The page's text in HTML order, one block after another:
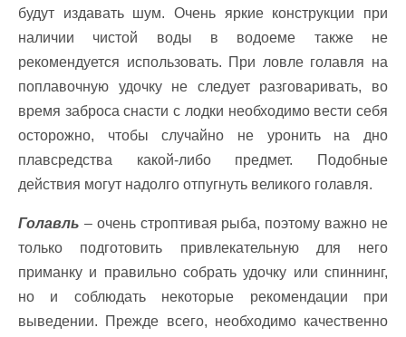
будут издавать шум. Очень яркие конструкции при
наличии чистой воды в водоеме также не
рекомендуется использовать. При ловле голавля на
поплавочную удочку не следует разговаривать, во
время заброса снасти с лодки необходимо вести себя
осторожно, чтобы случайно не уронить на дно
плавсредства какой-либо предмет. Подобные
действия могут надолго отпугнуть великого голавля.
Голавль – очень строптивая рыба, поэтому важно не
только подготовить привлекательную для него
приманку и правильно собрать удочку или спиннинг,
но и соблюдать некоторые рекомендации при
выведении. Прежде всего, необходимо качественно